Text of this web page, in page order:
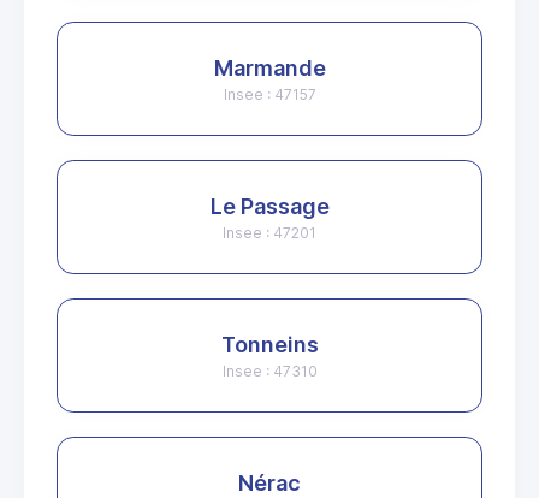
Marmande
Insee : 47157
Le Passage
Insee : 47201
Tonneins
Insee : 47310
Nérac